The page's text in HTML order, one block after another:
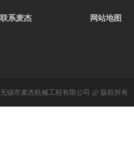
联系麦杰 网站地图
无锡市麦杰机械工程有限公司 @ 版权所有